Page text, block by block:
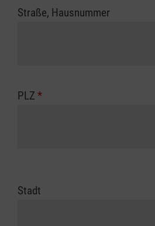
Straße, Hausnummer
PLZ *
Stadt